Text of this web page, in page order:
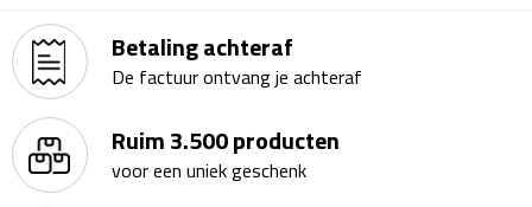
Boekenleggers
Briefopeners
Gummen
Betaling achteraf
De factuur ontvang je achteraf
Ruim 3.500 producten
voor een uniek geschenk